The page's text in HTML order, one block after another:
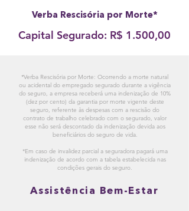
Verba Rescisória por Morte*
Capital Segurado: R$ 1.500,00
*Verba Rescisória por Morte: Ocorrendo a morte natural
ou acidental do empregado segurado durante a vigência
do seguro, a empresa receberá uma indenização de 10%
(dez por cento) da garantia por morte vigente deste
seguro, referente às despesas com a rescisão do
contrato de trabalho celebrado com o segurado, valor
esse não será descontado da indenização devida aos
beneficiários do seguro de vida.
*Em caso de invalidez parcial a seguradora pagará uma
indenização de acordo com a tabela estabelecida nas
condições gerais do seguro.
Assistência Bem-Estar